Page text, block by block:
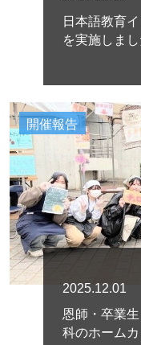
日本語教育
を実施しまし
開催報告
2025.12.01
恩師・卒業
科のホーム